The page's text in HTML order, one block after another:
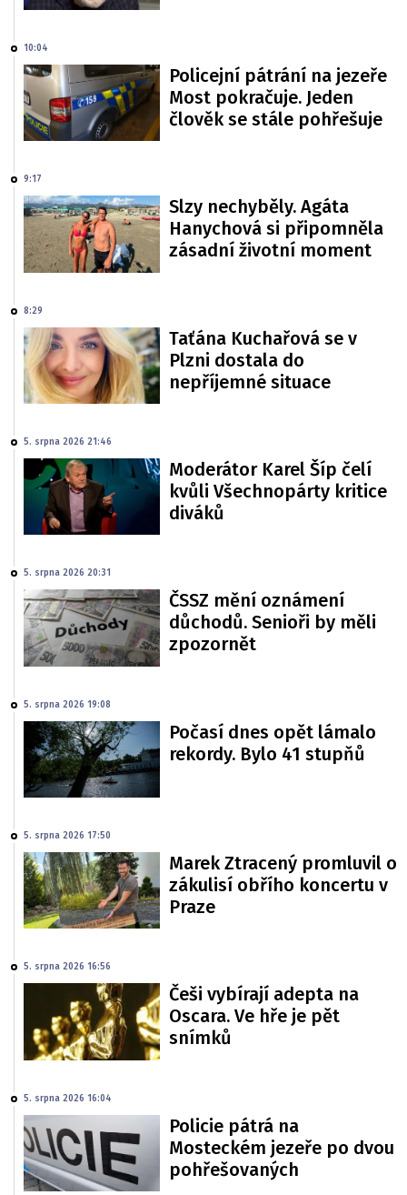
10:04
Policejní pátrání na jezeře
Most pokračuje. Jeden
člověk se stále pohřešuje
9:17
Slzy nechyběly. Agáta
Hanychová si připomněla
zásadní životní moment
8:29
Taťána Kuchařová se v
Plzni dostala do
nepříjemné situace
5. srpna 2026 21:46
Moderátor Karel Šíp čelí
kvůli Všechnopárty kritice
diváků
5. srpna 2026 20:31
ČSSZ mění oznámení
důchodů. Senioři by měli
zpozornět
5. srpna 2026 19:08
Počasí dnes opět lámalo
rekordy. Bylo 41 stupňů
5. srpna 2026 17:50
Marek Ztracený promluvil o
zákulisí obřího koncertu v
Praze
5. srpna 2026 16:56
Češi vybírají adepta na
Oscara. Ve hře je pět
snímků
5. srpna 2026 16:04
Policie pátrá na
Mosteckém jezeře po dvou
pohřešovaných